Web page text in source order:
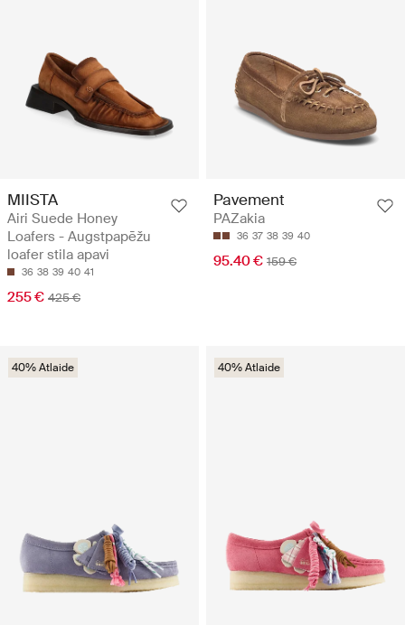
MIISTA
Airi Suede Honey
Loafers - Augstpapēžu
loafer stila apavi
36 38 39 40 41
255 € 425 €
Pavement
PAZakia
36 37 38 39 40
95.40 € 159 €
40% Atlaide 40% Atlaide